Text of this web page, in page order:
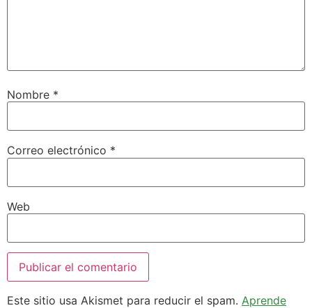
Nombre *
Correo electrónico *
Web
Este sitio usa Akismet para reducir el spam. Aprende